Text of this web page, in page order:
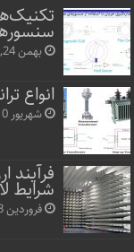
بهمن 24, 1400
انواع
شهریور 10, 1400
فرآیند
شرایط
فروردین 23, 1400